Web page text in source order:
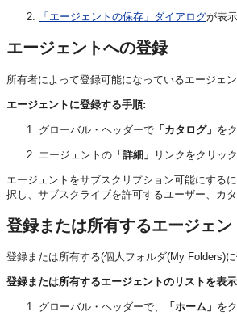
「エージェントの保存」ダイアログが表
エージェントへの登録
所有者によって登録可能になっているエージェン
エージェントに登録する手順:
グローバル・ヘッダーで 「カタログ」 を
エージェントの 「詳細」 リンクをクリック
エージェントをサブスクリプション可能にするに
択し、サブスクライブを許可するユーザー、カ
登録または所有するエージェ
登録または所有する(個人フォルダ(My Folders)
登録または所有するエージェントのリストを表
グローバル・ヘッダーで、 「ホーム」 を